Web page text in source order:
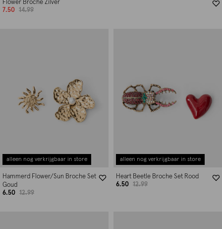
Flower Broche Zilver
7.50
14.99
alleen nog verkrijgbaar in store
Hammerd Flower/Sun Broche Set
Goud
6.50
12.99
alleen nog verkrijgbaar in store
Heart Beetle Broche Set Rood
6.50
12.99